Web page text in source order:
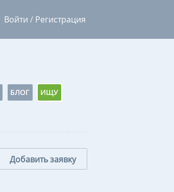
Войти / Регистрация
БЛОГ ИЩУ
Добавить заявку